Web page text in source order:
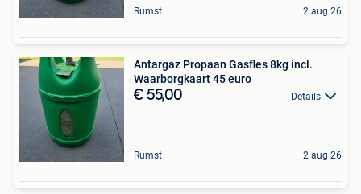
Rumst 2 aug 26
Antargaz Propaan Gasfles 8kg incl.
Waarborgkaart 45 euro
€ 55,00 Details
Rumst 2 aug 26